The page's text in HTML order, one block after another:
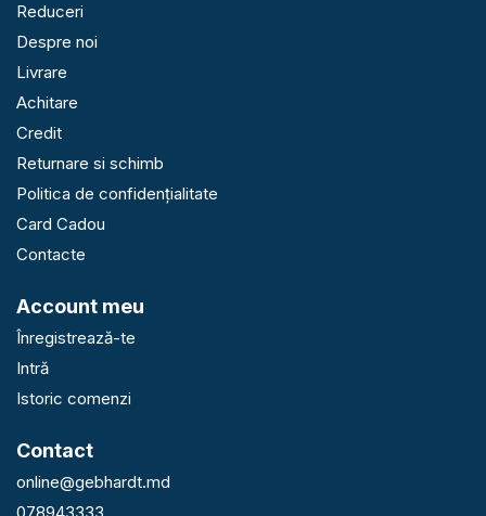
Reduceri
Despre noi
Livrare
Achitare
Credit
Returnare si schimb
Politica de confidențialitate
Card Cadou
Contacte
Account meu
Înregistrează-te
Intră
Istoric comenzi
Contact
online@gebhardt.md